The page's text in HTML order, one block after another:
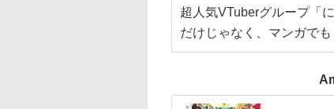
超人気VTuberグループ「
だけじゃなく、マンガでも